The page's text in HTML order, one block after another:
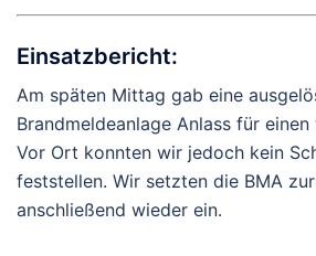
Einsatzbericht:
Am späten Mittag gab eine
Brandmeldeanlage Anlass für
Vor Ort konnten wir jedoch kein
feststellen. Wir setzten die BMA
anschließend wieder ein.